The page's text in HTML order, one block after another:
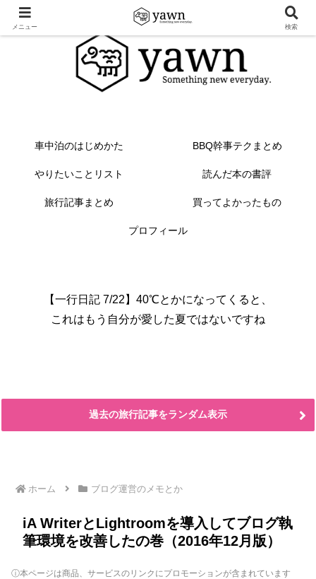
車中泊のはじめかた BBQ幹事テクまとめ
やりたいことリスト 読んだ本の書評
旅行記事まとめ 買ってよかったもの
プロフィール
【一行日記 7/22】40℃とかになってくると、
これはもう自分が愛した夏ではないですね
過去の旅行記事をランダム表示
ホーム ブログ運営のメモとか
iA WriterとLightroomを導入してブログ執
筆環境を改善したの巻（2016年12月版）
ⓘ本ページは商品、サービスのリンクにプロモーションが含まれています
メニュー 検索